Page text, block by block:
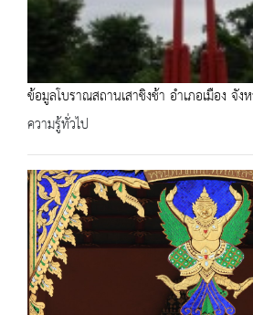
ข้อมูลโบราณสถานเสาชิงช้า อำเภอเมือง จัง
ความรู้ทั่วไป